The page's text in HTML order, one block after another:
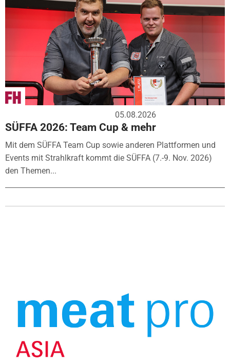
05.08.2026
SÜFFA 2026: Team Cup & mehr
Mit dem SÜFFA Team Cup sowie anderen Plattformen und
Events mit Strahlkraft kommt die SÜFFA (7.-9. Nov. 2026)
den Themen...